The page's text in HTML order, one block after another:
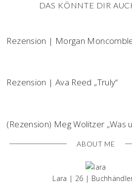
DAS KÖNNTE DIR
Rezension | Morgan
Rezension | Ava Reed „Truly“
(Rezension) Meg Wolitzer „Was
ABOUT ME
Lara | 26 |